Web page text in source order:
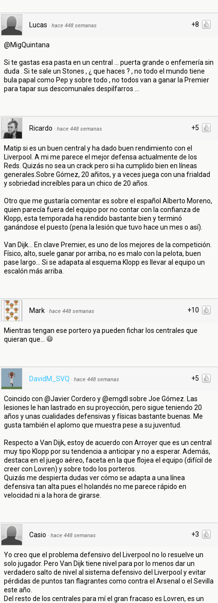
+8
Lucas · hace 448 semanas
@MigQuintana
Si te gastas esa pasta en un central ... puerta grande o enfemería sin
duda . Si te sale un Stones , ¿ que haces ? , no todo el mundo tiene
bula papal como Pep y sobre todo , no todos van a ganar la Premier
para tapar sus descomunales despilfarros ...
+5
Ricardo · hace 448 semanas
Matip si es un buen central y ha dado buen rendimiento con el
Liverpool. A mi me parece el mejor defensa actualmente de los
Reds. Quizás no sea un crack pero si ha cumplido bien en líneas
generales.Sobre Gómez, 20 añitos, y a veces juega con una frialdad
y sobriedad increíbles para un chico de 20 años.
Otro que me gustaría comentar es sobre el español Alberto Moreno,
quien parecía fuera del equipo por no contar con la confianza de
Klopp, esta temporada ha rendido bastante bien y terminó
ganándose el puesto (pena la lesión que tuvo hace un mes o así).
Van Dijk... En clave Premier, es uno de los mejores de la competición.
Físico, alto, suele ganar por arriba, no es malo con la pelota, buen
pase largo... Si se adapata al esquema Klopp es llevar al equipo un
escalón más arriba.
+10
Mark · hace 448 semanas
Mientras tengan ese portero ya pueden fichar los centrales que
quieran que...
+5
DavidM_SVQ · hace 448 semanas
Coincido con @Javier Cordero y @emgdl sobre Joe Gómez. Las
lesiones le han lastrado en su proyección, pero sigue teniendo 20
años y unas cualidades defensivas y físicas bastante buenas. Me
gusta también el aplomo que muestra pese a su juventud.
Respecto a Van Dijk, estoy de acuerdo con Arroyer que es un central
muy tipo Klopp por su tendencia a anticipar y no a esperar. Además,
destaca en el juego aéreo, faceta en la que flojea el equipo (difícil de
creer con Lovren) y sobre todo los porteros.
Quizás me despierta dudas ver cómo se adapta a una línea
defensiva tan alta pues el holandés no me parece rápido en
velocidad ni a la hora de girarse.
+3
Casio · hace 448 semanas
Yo creo que el problema defensivo del Liverpool no lo resuelve un
solo jugador. Pero Van Dijk tiene nivel para por lo menos dar un
verdadero salto de nivel al sistema defensivo del Liverpool y evitar
pérdidas de puntos tan flagrantes como contra el Arsenal o el Sevilla
este año.
Del resto de los centrales para mí el gran fracaso es Lovren, es un